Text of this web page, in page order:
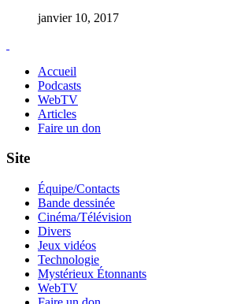
janvier 10, 2017
Accueil
Podcasts
WebTV
Articles
Faire un don
Site
Équipe/Contacts
Bande dessinée
Cinéma/Télévision
Divers
Jeux vidéos
Technologie
Mystérieux Étonnants
WebTV